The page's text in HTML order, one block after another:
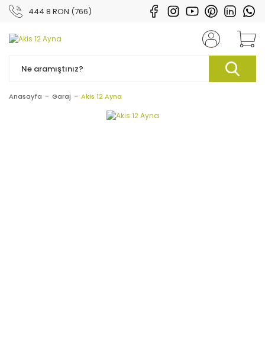
444 8 RON (766)
Anasayfa Garaj Akis 12 Ayna